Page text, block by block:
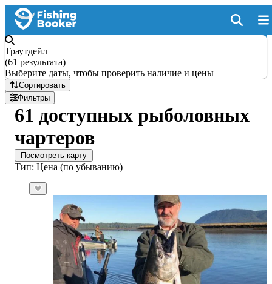
Траутдейл
(61 результата)
Выберите даты, чтобы проверить наличие и цены
Сортировать
Фильтры
61 доступных рыболовных
чартеров
Посмотреть карту
Тип: Цена (по убыванию)